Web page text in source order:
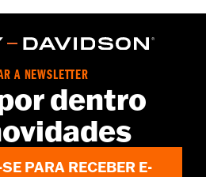
warranty – Go towww.h-
A NEWSLETTER
dentro
PARA RECEBER E-